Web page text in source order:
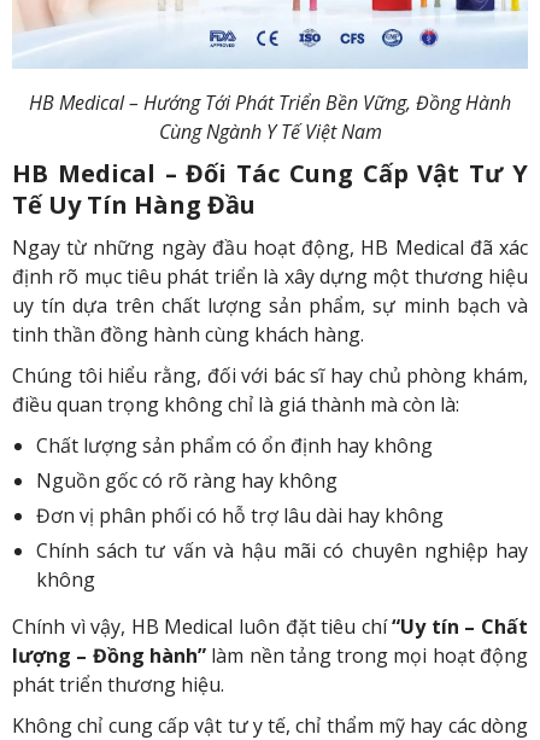
HB Medical – Hướng Tới Phát Triển Bền Vững, Đồng Hành
Cùng Ngành Y Tế Việt Nam
HB Medical – Đối Tác Cung Cấp Vật Tư Y
Tế Uy Tín Hàng Đầu
Ngay từ những ngày đầu hoạt động, HB Medical đã xác
định rõ mục tiêu phát triển là xây dựng một thương hiệu
uy tín dựa trên chất lượng sản phẩm, sự minh bạch và
tinh thần đồng hành cùng khách hàng.
Chúng tôi hiểu rằng, đối với bác sĩ hay chủ phòng khám,
điều quan trọng không chỉ là giá thành mà còn là:
Chất lượng sản phẩm có ổn định hay không
Nguồn gốc có rõ ràng hay không
Đơn vị phân phối có hỗ trợ lâu dài hay không
Chính sách tư vấn và hậu mãi có chuyên nghiệp hay
không
Chính vì vậy, HB Medical luôn đặt tiêu chí“Uy tín – Chất
lượng – Đồng hành”làm nền tảng trong mọi hoạt động
phát triển thương hiệu.
Không chỉ cung cấp vật tư y tế, chỉ thẩm mỹ hay các dòng